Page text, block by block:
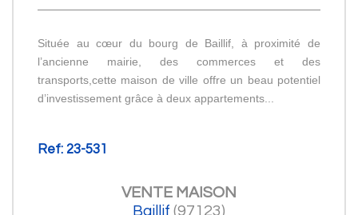
Située au cœur du bourg de Baillif, à proximité de
l’ancienne mairie, des commerces et des
transports,cette maison de ville offre un beau potentiel
d’investissement grâce à deux appartements...
Ref: 23-531
VENTE MAISON
Baillif (97123)